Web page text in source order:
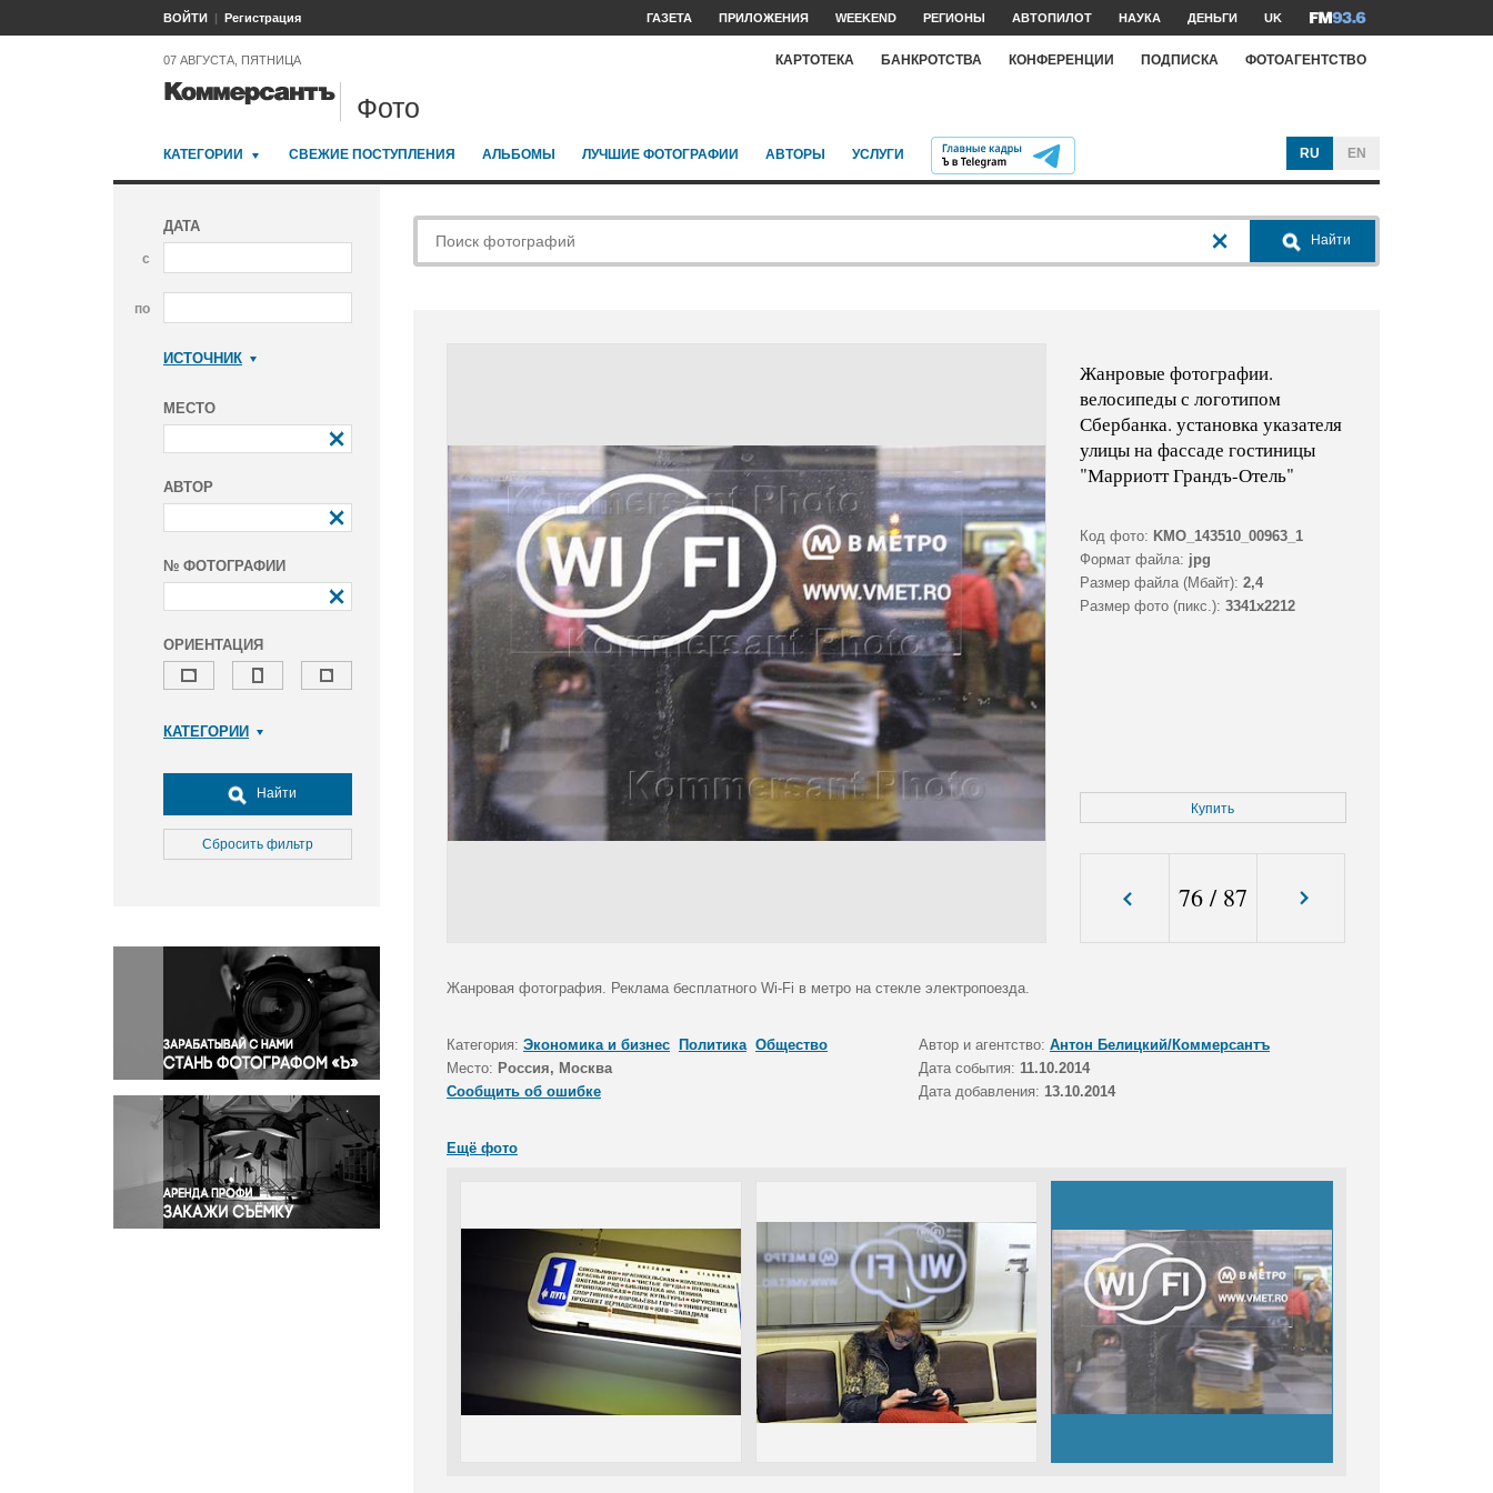
ВОЙТИ Регистрация ГАЗЕТА ПРИЛОЖЕНИЯ WEEKEND РЕГИОНЫ АВТОПИЛОТ НАУКА ДЕНЬГИ UK
07 АВГУСТА, ПЯТНИЦА КАРТОТЕКА БАНКРОТСТВА КОНФЕРЕНЦИИ ПОДПИСКА ФОТОАГЕНТСТВО
Фото
КАТЕГОРИИ СВЕЖИЕ ПОСТУПЛЕНИЯ АЛЬБОМЫ ЛУЧШИЕ ФОТОГРАФИИ АВТОРЫ УСЛУГИ RU EN
ДАТА
с
по
ИСТОЧНИК
МЕСТО
АВТОР
№ ФОТОГРАФИИ
ОРИЕНТАЦИЯ
КАТЕГОРИИ
Досуг, туризм и отдых
Культура
Медицина
Окружающая среда
Политика
Правосудие
Происшествия и конфликты
Религия
Светская жизнь
Спорт
Экология
Экономика и бизнес
Найти
Сбросить фильтр
Найти
Жанровые фотографии.
велосипеды с логотипом
Сбербанка. установка указателя
улицы на фассаде гостиницы
"Марриотт Грандъ-Отель"
Код фото: KMO_143510_00963_1
Формат файла: jpg
Размер файла (Мбайт): 2,4
Размер фото (пикс.): 3341x2212
Купить
76/ 87
Жанровая фотография. Реклама бесплатного Wi-Fi в метро на стекле электропоезда.
Категория: Экономика и бизнес Политика Общество Автор и агентство: Антон Белицкий/Коммерсантъ
Место: Россия, Москва Дата события: 11.10.2014
Сообщить об ошибке
Дата добавления: 13.10.2014
Ещё фото